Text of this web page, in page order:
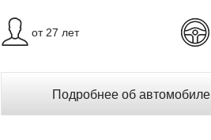
от 27 лет
Подробнее об автомобиле